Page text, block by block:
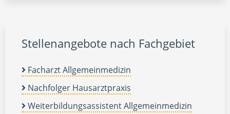
Stellenangebote nach Fachgebiet
Facharzt Allgemeinmedizin
Nachfolger Hausarztpraxis
Weiterbildungsassistent Allgemeinmedizin